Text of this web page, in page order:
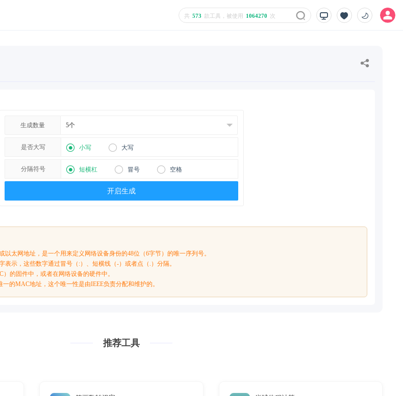
共 573 款工具，被使用 1064270 次
生成数量
是否大写 小写 大写
分隔符号 短横杠 冒号 空格
开启生成
太网地址，是一个用来定义网络设备身份的48位（6字节）的唯一序列号。
示，这些数字通过冒号（:）、短横线（-）或者点（.）分隔。
的固件中，或者在网络设备的硬件中。
的MAC地址，这个唯一性是由IEEE负责分配和维护的。
推荐工具